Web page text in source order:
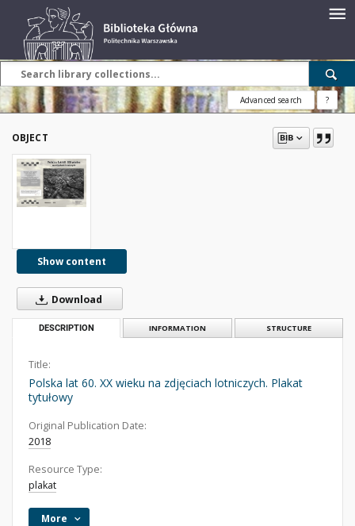
Advanced search ?
OBJECT
Show content
Download
DESCRIPTION INFORMATION STRUCTURE
Title:
Polska lat 60. XX wieku na zdjęciach lotniczych. Plakat
tytułowy
Original Publication Date:
2018
Resource Type:
plakat
More